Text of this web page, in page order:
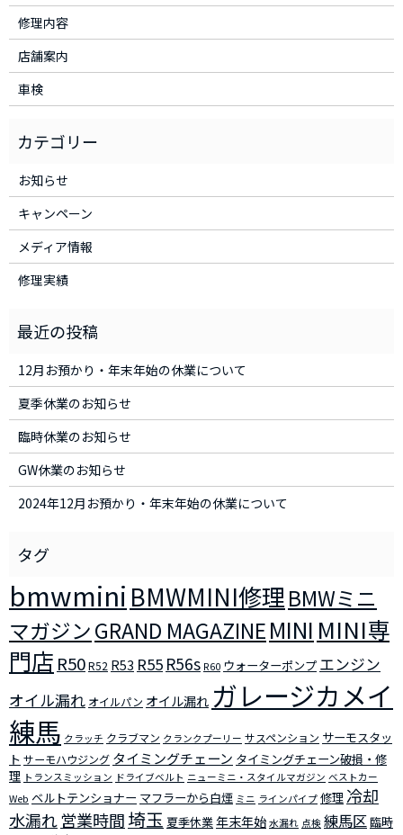
修理内容
店舗案内
車検
お知らせ
キャンペーン
メディア情報
修理実績
12月お預かり・年末年始の休業について
夏季休業のお知らせ
臨時休業のお知らせ
GW休業のお知らせ
2024年12月お預かり・年末年始の休業について
bmwmini BMWMINI修理BMWミニ
マガジンGRAND MAGAZINEMINI MINI専
門店 R50R52 R53 R55 R56s R60 ウォーターポンプ エンジン
オイル漏れ オイルパン オイル漏れ ガレージカメイ
練馬 クラッチ クラブマン クランクプーリー サスペンション サーモスタッ
ト サーモハウジング タイミングチェーン タイミングチェーン破損・修
理 トランスミッション ドライブベルト ニューミニ・スタイルマガジン ベストカー
Web ベルトテンショナー マフラーから白煙 ミニ ラインパイプ 修理 冷却
水漏れ営業時間埼玉 夏季休業年末年始 水漏れ 点検 練馬区臨時